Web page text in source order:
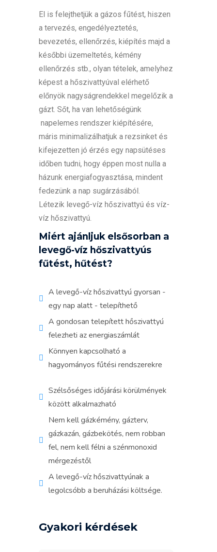
El is felejthetjük a gázos fűtést, hiszen
a tervezés, engedélyeztetés,
bevezetés, ellenőrzés, kiépítés majd a
későbbi üzemeltetés, kémény
ellenőrzés stb., olyan tételek, amelyhez
képest a hőszivattyúval elérhető
előnyök nagyságrendekkel megelőzik a
gázt. Sőt, ha van lehetőségünk
napelemes rendszer kiépítésére,
máris minimalizálhatjuk a rezsinket és
kifejezetten jó érzés egy napsütéses
időben tudni, hogy éppen most nulla a
házunk energiafogyasztása, mindent
fedezünk a nap sugárzásából.
Létezik levegő-víz hőszivattyú és víz-
víz hőszivattyú.
Miért ajánljuk elsősorban a
levegő-víz hőszivattyús
fűtést, hűtést?
A levegő-víz hőszivattyú gyorsan -
egy nap alatt - telepíthető
A gondosan telepített hőszivattyú
felezheti az energiaszámlát
Könnyen kapcsolható a
hagyományos fűtési rendszerekre
Szélsőséges időjárási körülmények
között alkalmazható
Nem kell gázkémény, gázterv,
gázkazán, gázbekötés, nem robban
fel, nem kell félni a szénmonoxid
mérgezéstől
A levegő-víz hőszivattyúnak a
legolcsóbb a beruházási költsége.
Gyakori kérdések